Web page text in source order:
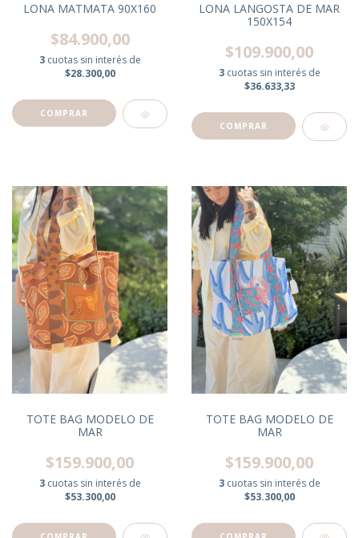
LONA MATMATA 90X160
$84.900,00
3 cuotas sin interés de
$28.300,00
LONA LANGOSTA DE MAR
150X154
$109.900,00
3 cuotas sin interés de
$36.633,33
TOTE BAG MODELO DE
MAR
$159.900,00
3 cuotas sin interés de
$53.300,00
TOTE BAG MODELO DE
MAR
$159.900,00
3 cuotas sin interés de
$53.300,00